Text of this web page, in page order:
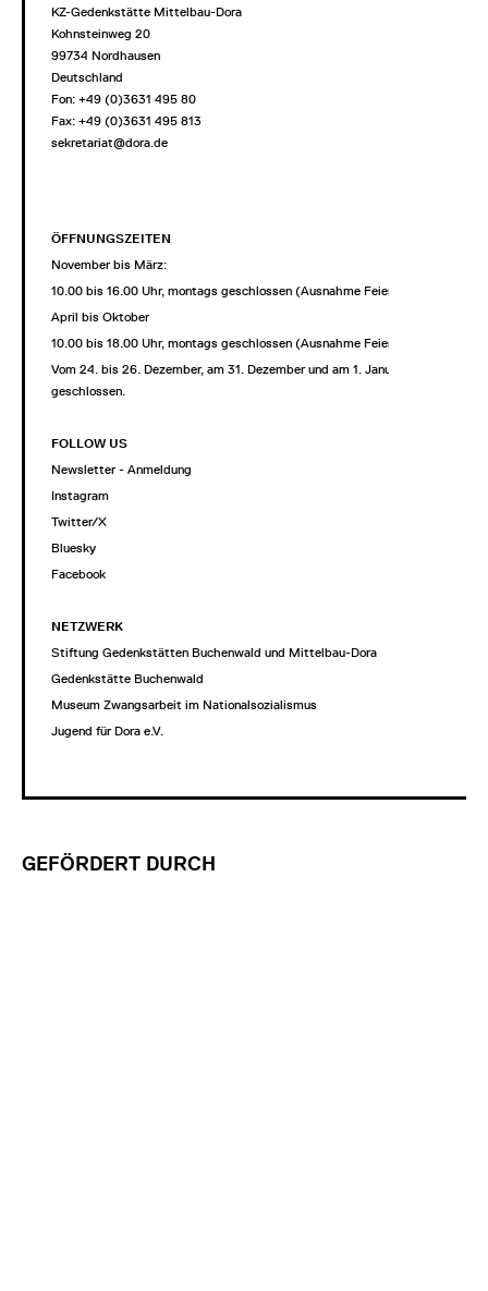
KZ-Gedenkstätte Mittelbau-Dora
Kohnsteinweg 20
99734 Nordhausen
Deutschland
Fon: +49 (0)3631 495 80
Fax: +49 (0)3631 495 813
sekretariat@dora.de
ÖFFNUNGSZEITEN
November bis März:
10.00 bis 16.00 Uhr, montags geschlossen (Ausnahme Feiertage)
April bis Oktober
10.00 bis 18.00 Uhr, montags geschlossen (Ausnahme Feiertage)
Vom 24. bis 26. Dezember, am 31. Dezember und am 1. Januar
geschlossen.
FOLLOW US
Newsletter - Anmeldung
Instagram
Twitter/X
Bluesky
Facebook
NETZWERK
Stiftung Gedenkstätten Buchenwald und Mittelbau-Dora
Gedenkstätte Buchenwald
Museum Zwangsarbeit im Nationalsozialismus
Jugend für Dora e.V.
GEFÖRDERT DURCH